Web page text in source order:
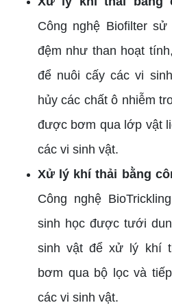
Công nghệ Biofilter
đệm như than hoạt
để nuôi cấy các vi
hủy các chất ô nhiễm
được bơm qua lớp vật
các vi sinh vật.
Xử lý khí thải bằng
Công nghệ
sinh học được tưới
sinh vật để xử lý khí
bơm qua bộ lọc và
các vi sinh vật.